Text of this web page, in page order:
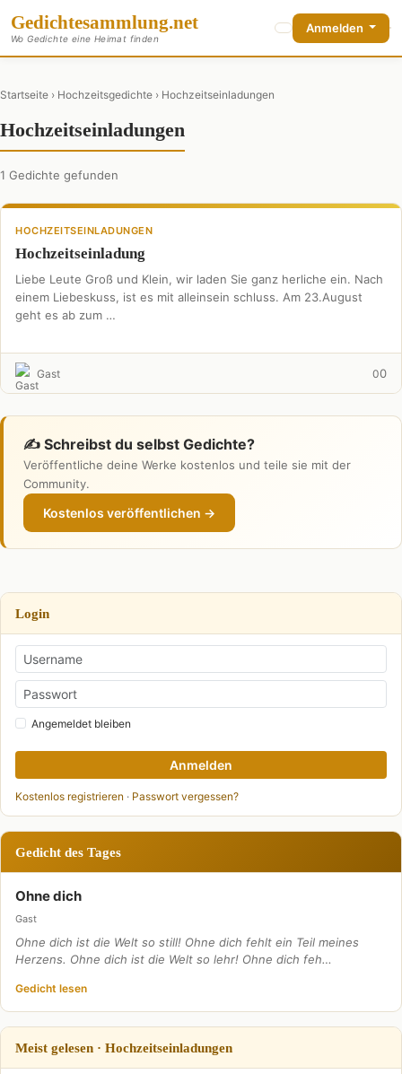
Gedichtesammlung.net
Wo Gedichte eine Heimat finden
Anmelden
Startseite › Hochzeitsgedichte › Hochzeitseinladungen
Hochzeitseinladungen
1 Gedichte gefunden
HOCHZEITSEINLADUNGEN
Hochzeitseinladung
Liebe Leute Groß und Klein, wir laden Sie ganz herliche ein. Nach
einem Liebeskuss, ist es mit alleinsein schluss. Am 23.August
geht es ab zum …
Gast 00
✍️ Schreibst du selbst Gedichte?
Veröffentliche deine Werke kostenlos und teile sie mit der
Community.
Kostenlos veröffentlichen →
Login
Angemeldet bleiben
Anmelden
Kostenlos registrieren · Passwort vergessen?
Gedicht des Tages
Ohne dich
Gast
Ohne dich ist die Welt so still! Ohne dich fehlt ein Teil meines
Herzens. Ohne dich ist die Welt so lehr! Ohne dich feh…
Gedicht lesen
Meist gelesen · Hochzeitseinladungen